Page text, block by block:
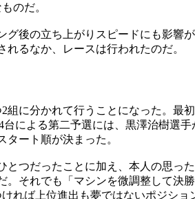
のだ。
後の立ち上がりスピードにも影響
るなか、レースは行われたのだ。
に分かれて行うことになった。最
による第二予選には、黒澤治樹選
ート順が決まった。
つだったことに加え、本人の思っ
それでも「マシンを微調整して決
れば上位進出も夢ではないポジショ